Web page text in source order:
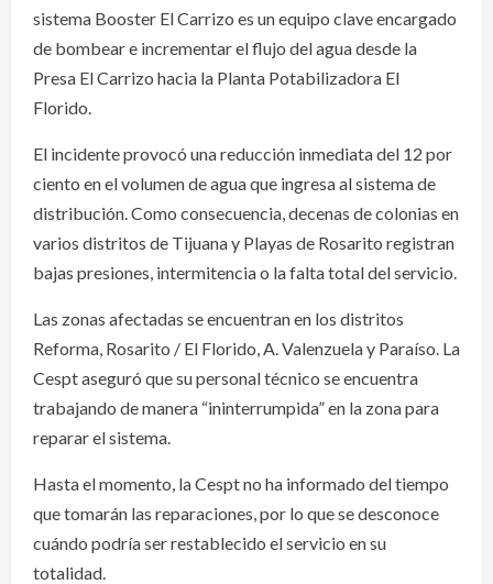
sistema Booster El Carrizo es un equipo clave encargado
de bombear e incrementar el flujo del agua desde la
Presa El Carrizo hacia la Planta Potabilizadora El
Florido.
El incidente provocó una reducción inmediata del 12 por
ciento en el volumen de agua que ingresa al sistema de
distribución. Como consecuencia, decenas de colonias en
varios distritos de Tijuana y Playas de Rosarito registran
bajas presiones, intermitencia o la falta total del servicio.
Las zonas afectadas se encuentran en los distritos
Reforma, Rosarito / El Florido, A. Valenzuela y Paraíso. La
Cespt aseguró que su personal técnico se encuentra
trabajando de manera “ininterrumpida” en la zona para
reparar el sistema.
Hasta el momento, la Cespt no ha informado del tiempo
que tomarán las reparaciones, por lo que se desconoce
cuándo podría ser restablecido el servicio en su
totalidad.